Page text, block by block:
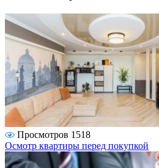
Просмотров 1518
Осмотр квартиры перед покупкой